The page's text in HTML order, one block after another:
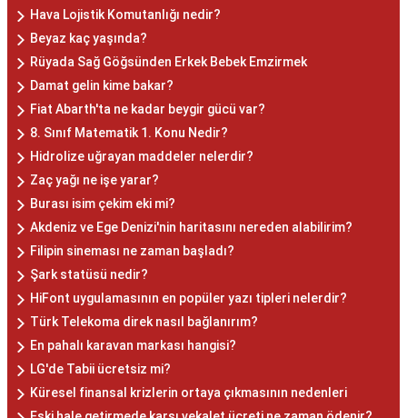
Hava Lojistik Komutanlığı nedir?
Beyaz kaç yaşında?
Rüyada Sağ Göğsünden Erkek Bebek Emzirmek
Damat gelin kime bakar?
Fiat Abarth'ta ne kadar beygir gücü var?
8. Sınıf Matematik 1. Konu Nedir?
Hidrolize uğrayan maddeler nelerdir?
Zaç yağı ne işe yarar?
Burası isim çekim eki mi?
Akdeniz ve Ege Denizi'nin haritasını nereden alabilirim?
Filipin sineması ne zaman başladı?
Şark statüsü nedir?
HiFont uygulamasının en popüler yazı tipleri nelerdir?
Türk Telekoma direk nasıl bağlanırım?
En pahalı karavan markası hangisi?
LG'de Tabii ücretsiz mi?
Küresel finansal krizlerin ortaya çıkmasının nedenleri